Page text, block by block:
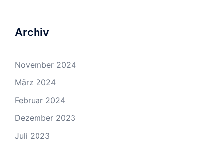
Archiv
November 2024
März 2024
Februar 2024
Dezember 2023
Juli 2023